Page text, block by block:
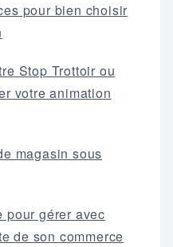
pour bien choisir
Stop Trottoir ou
votre animation
magasin sous
pour gérer avec
de son commerce